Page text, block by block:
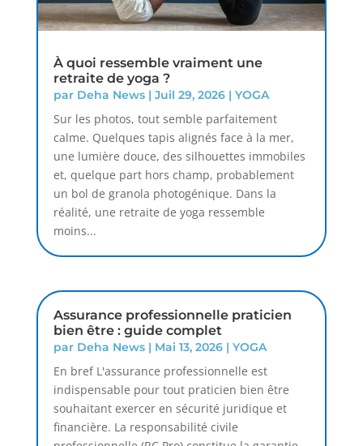
À quoi ressemble vraiment une
retraite de yoga ?
par Deha News| Juil 29, 2026| YOGA
Sur les photos, tout semble parfaitement
calme. Quelques tapis alignés face à la mer,
une lumière douce, des silhouettes immobiles
et, quelque part hors champ, probablement
un bol de granola photogénique. Dans la
réalité, une retraite de yoga ressemble
moins...
Assurance professionnelle praticien
bien être : guide complet
par Deha News| Mai 13, 2026| YOGA
En bref L'assurance professionnelle est
indispensable pour tout praticien bien être
souhaitant exercer en sécurité juridique et
financière. La responsabilité civile